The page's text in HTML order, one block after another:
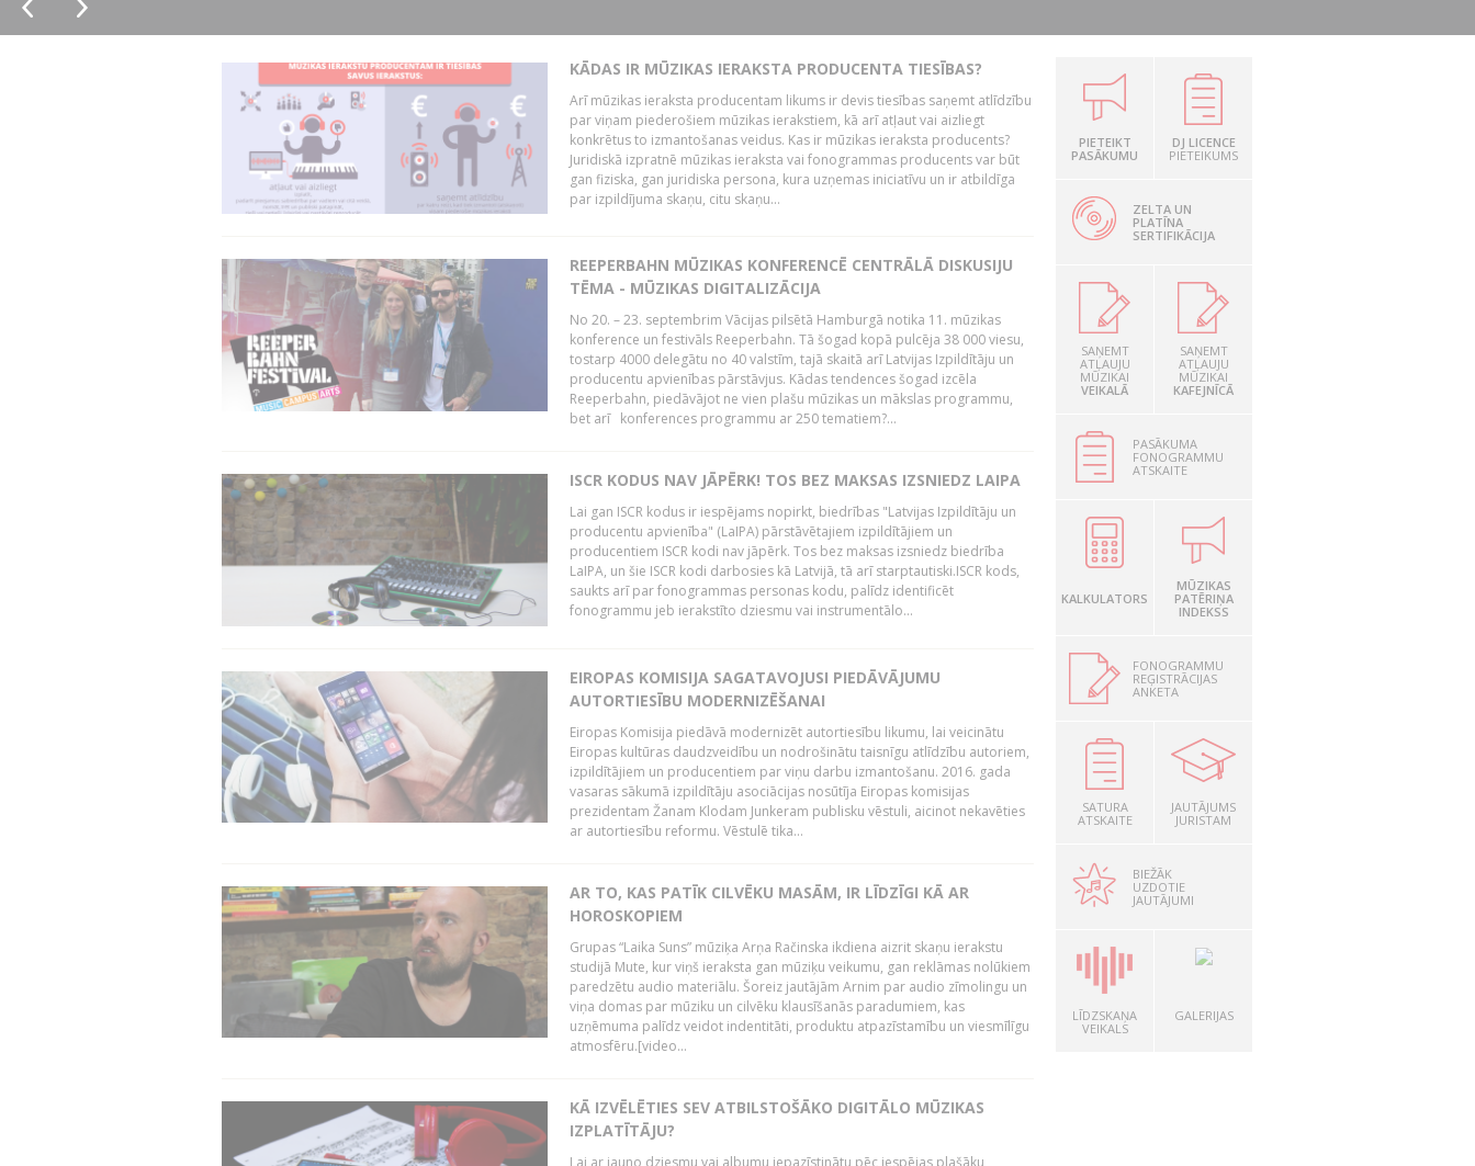
KĀDAS IR MŪZIKAS IERAKSTA PRODUCENTA TIESĪBAS?
Arī mūzikas ieraksta producentam likums ir devis tiesības saņemt atlīdzību
par viņam piederošiem mūzikas ierakstiem, kā arī atļaut vai aizliegt
konkrētus to izmantošanas veidus. Kas ir mūzikas ieraksta producents?
Juridiskā izpratnē mūzikas ieraksta vai fonogrammas producents var būt
gan fiziska, gan juridiska persona, kura uzņemas iniciatīvu un ir atbildīga
par izpildījuma skaņu, citu skaņu...
REEPERBAHN MŪZIKAS KONFERENCĒ CENTRĀLĀ DISKUSIJU
TĒMA - MŪZIKAS DIGITALIZĀCIJA
No 20. – 23. septembrim Vācijas pilsētā Hamburgā notika 11. mūzikas
konference un festivāls Reeperbahn. Tā šogad kopā pulcēja 38 000 viesu,
tostarp 4000 delegātu no 40 valstīm, tajā skaitā arī Latvijas Izpildītāju un
producentu apvienības pārstāvjus. Kādas tendences šogad izcēla
Reeperbahn, piedāvājot ne vien plašu mūzikas un mākslas programmu,
bet arī konferences programmu ar 250 tematiem?...
ISCR KODUS NAV JĀPĒRK! TOS BEZ MAKSAS IZSNIEDZ LAIPA
Lai gan ISCR kodus ir iespējams nopirkt, biedrības "Latvijas Izpildītāju un
producentu apvienība" (LaIPA) pārstāvētajiem izpildītājiem un
producentiem ISCR kodi nav jāpērk. Tos bez maksas izsniedz biedrība
LaIPA, un šie ISCR kodi darbosies kā Latvijā, tā arī starptautiski.ISCR kods,
saukts arī par fonogrammas personas kodu, palīdz identificēt
fonogrammu jeb ierakstīto dziesmu vai instrumentālo...
EIROPAS KOMISIJA SAGATAVOJUSI PIEDĀVĀJUMU
AUTORTIESĪBU MODERNIZĒŠANAI
Eiropas Komisija piedāvā modernizēt autortiesību likumu, lai veicinātu
Eiropas kultūras daudzveidību un nodrošinātu taisnīgu atlīdzību autoriem,
izpildītājiem un producentiem par viņu darbu izmantošanu. 2016. gada
vasaras sākumā izpildītāju asociācijas nosūtīja Eiropas komisijas
prezidentam Žanam Klodam Junkeram publisku vēstuli, aicinot nekavēties
ar autortiesību reformu. Vēstulē tika...
AR TO, KAS PATĪK CILVĒKU MASĀM, IR LĪDZĪGI KĀ AR
HOROSKOPIEM
Grupas “Laika Suns” mūziķa Arņa Račinska ikdiena aizrit skaņu ierakstu
studijā Mute, kur viņš ieraksta gan mūziķu veikumu, gan reklāmas nolūkiem
paredzētu audio materiālu. Šoreiz jautājām Arnim par audio zīmolingu un
viņa domas par mūziku un cilvēku klausīšanās paradumiem, kas
uzņēmuma palīdz veidot indentitāti, produktu atpazīstamību un viesmīlīgu
atmosfēru.[video...
KĀ IZVĒLĒTIES SEV ATBILSTOŠĀKO DIGITĀLO MŪZIKAS
IZPLATĪTĀJU?
Lai ar jauno dziesmu vai albumu iepazīstinātu pēc iespējas plašāku
PIETEIKT
PASĀKUMU
DJ LICENCE
PIETEIKUMS
ZELTA UN
PLATĪNA
SERTIFIKĀCIJA
SAŅEMT
ATĻAUJU
MŪZIKAI
VEIKALĀ
SAŅEMT
ATĻAUJU
MŪZIKAI
KAFEJNĪCĀ
PASĀKUMA
FONOGRAMMU
ATSKAITE
KALKULATORS
MŪZIKAS
PATĒRIŅA
INDEKSS
FONOGRAMMU
REĢISTRĀCIJAS
ANKETA
SATURA
ATSKAITE
JAUTĀJUMS
JURISTAM
BIEŽĀK
UZDOTIE
JAUTĀJUMI
LĪDZSKAŅA
VEIKALS
GALERIJAS